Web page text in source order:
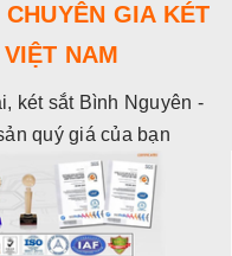
GIA KÉT
NAM
két sắt Bình Nguyên -
quý giá của bạn